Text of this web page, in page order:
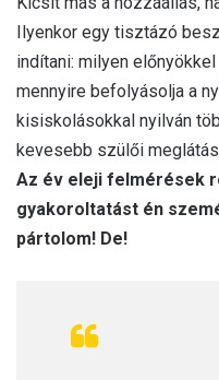
Ilyenkor egy tisztázó
indítani: milyen
mennyire befolyásolja a
kisiskolásokkal nyilván
kevesebb szülői
Az év eleji felmérések
gyakoroltatást én
pártolom! De!